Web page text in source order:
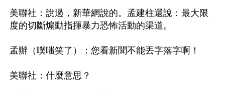
美聯社：說過，新華網說的。孟建柱還說：最大限
度的切斷煽動指揮暴力恐怖活動的渠道。
孟辦（噗嗤笑了）：您看新聞不能丟字落字啊！
美聯社：什麼意思？